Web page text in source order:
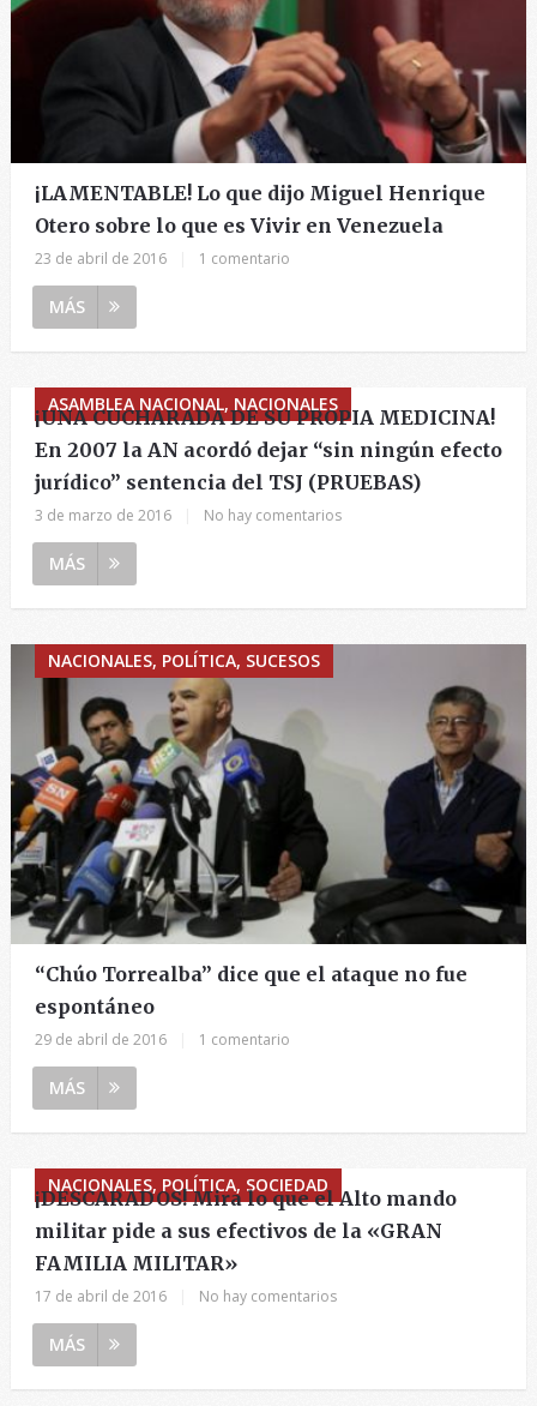
¡LAMENTABLE! Lo que dijo Miguel Henrique
Otero sobre lo que es Vivir en Venezuela
23 de abril de 2016 1 comentario
MÁS
ASAMBLEA NACIONAL, NACIONALES
¡UNA CUCHARADA DE SU PROPIA MEDICINA!
En 2007 la AN acordó dejar “sin ningún efecto
jurídico” sentencia del TSJ (PRUEBAS)
3 de marzo de 2016 No hay comentarios
MÁS
NACIONALES, POLÍTICA, SUCESOS
“Chúo Torrealba” dice que el ataque no fue
espontáneo
29 de abril de 2016 1 comentario
MÁS
NACIONALES, POLÍTICA, SOCIEDAD
¡DESCARADOS! Mira lo que el Alto mando
militar pide a sus efectivos de la «GRAN
FAMILIA MILITAR»
17 de abril de 2016 No hay comentarios
MÁS